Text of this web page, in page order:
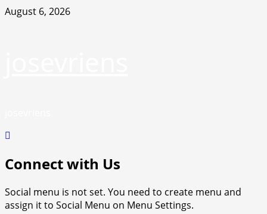
Skip
August 6, 2026
Connect with Us
Social menu is not set. You need to create menu and
assign it to Social Menu on Menu Settings.